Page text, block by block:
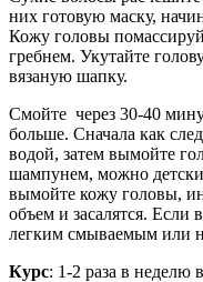
них готовую маску,
Кожу головы
гребнем. Укутайте
вязаную шапку.
Смойте через 30-40
больше. Сначала как
водой, затем вымойте
шампунем, можно
вымойте кожу головы,
объем и засалятся. Если
легким смываемым или
Курс: 1-2 раза в неделю